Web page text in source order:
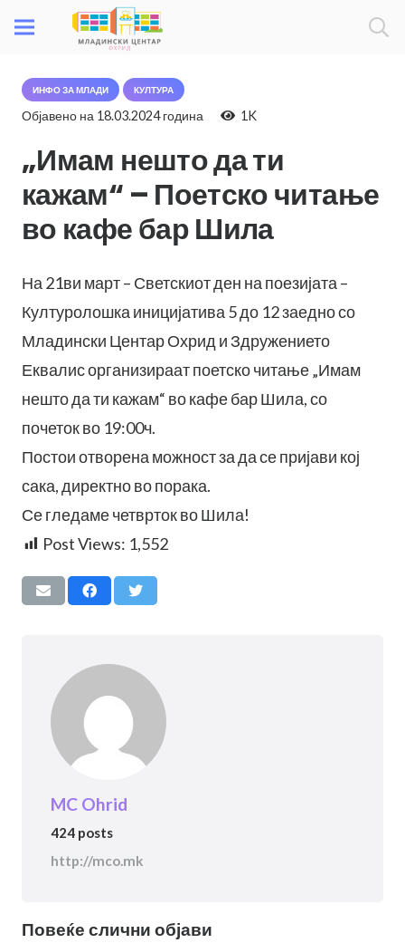
ИНФО ЗА МЛАДИ КУЛТУРА
Објавено на 18.03.2024 година 1K
„Имам нешто да ти
кажам“ – Поетско читање
во кафе бар Шила
На 21ви март – Светскиот ден на поезијата –
Културолошка иницијатива 5 до 12 заедно со
Младински Центар Охрид и Здружението
Еквалис организираат поетско читање „Имам
нешто да ти кажам“ во кафе бар Шила, со
почеток во 19:00ч.
Постои отворена можност за да се пријави кој
сака, директно во порака.
Се гледаме четврток во Шила!
Post Views: 1,552
MC Ohrid
424 posts
http://mco.mk
Повеќе слични објави